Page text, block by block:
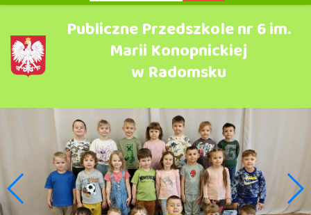
Publiczne Przedszkole nr 6 im.
Marii Konopnickiej
w Radomsku